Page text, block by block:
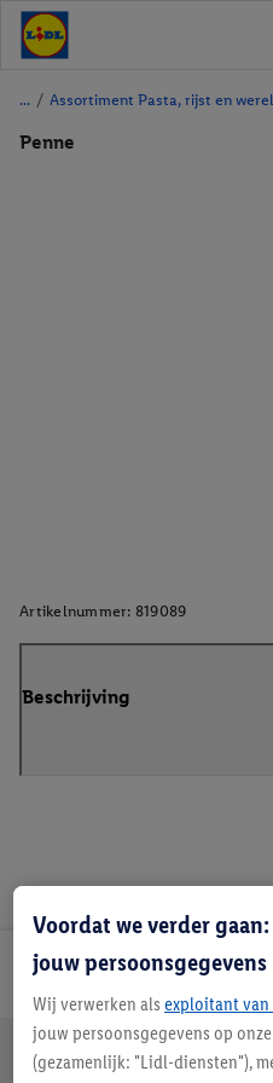
/ Assortiment Pasta, rijst en
Penne
Artikelnummer: 819089
Beschrijving
Lidl
Jouw voordelen bij ons als Lidl
Gratis retourneren Veilig
Voordat we verder
jouw persoonsgegevens
Wij verwerken als exploitant van
jouw persoonsgegevens op
(gezamenlijk: "Lidl-diensten"),